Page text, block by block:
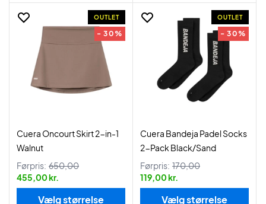
OUTLET
- 30%
Cuera Oncourt Skirt 2-in-1
Walnut
Førpris: 650,00
455,00 kr.
Vælg størrelse
OUTLET
- 30%
Cuera Bandeja Padel Socks
2-Pack Black/Sand
Førpris: 170,00
119,00 kr.
Vælg størrelse